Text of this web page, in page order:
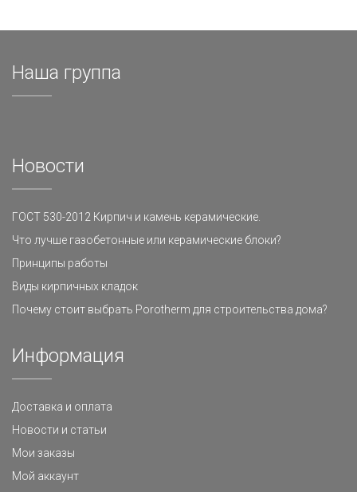
Наша группа
Новости
ГОСТ 530-2012 Кирпич и камень керамические.
Что лучше газобетонные или керамические блоки?
Принципы работы
Виды кирпичных кладок
Почему стоит выбрать Porotherm для строительства дома?
Информация
Доставка и оплата
Новости и статьи
Мои заказы
Мой аккаунт